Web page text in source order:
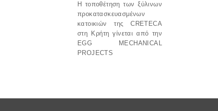
Η τοποθέτηση των ξύλινων
προκατασκευασμένων
κατοικιών τηςCRETECA
στη Κρήτη γίνεται από την
EGG MECHANICAL
PROJECTS